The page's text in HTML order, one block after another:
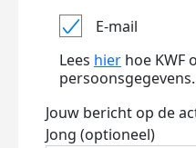
E-mail
Lees hier hoe KWF
persoonsgegevens.
Jouw bericht op de
Jong (optioneel)